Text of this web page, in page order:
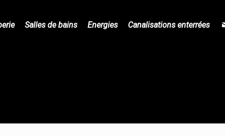
Salles de bains Energies Canalisations enterrées